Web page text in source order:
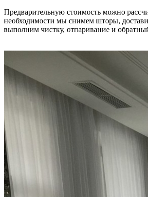
Предварительную стоимость можно
необходимости мы снимем шторы,
выполним чистку, отпаривание и